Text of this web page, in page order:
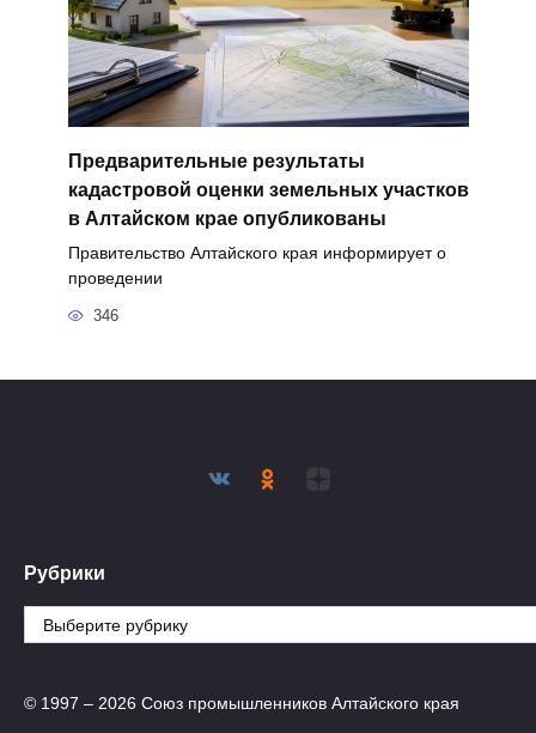
Предварительные результаты
кадастровой оценки земельных участков
в Алтайском крае опубликованы
Правительство Алтайского края информирует о
проведении
346
Рубрики
Рубрики
© 1997 – 2026 Союз промышленников Алтайского края